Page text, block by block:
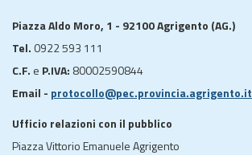
Piazza Aldo Moro, 1 - 92100 Agrigento (AG.)
Tel. 0922 593 111
C.F. e P.IVA: 80002590844
Email - protocollo@pec.provincia.agrigento.it
Ufficio relazioni con il pubblico
Piazza Vittorio Emanuele Agrigento